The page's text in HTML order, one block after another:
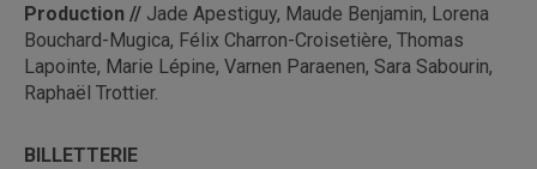
Production // Jade Apestiguy, Maude Benjamin, Lorena
Bouchard-Mugica, Félix Charron-Croisetière, Thomas
Lapointe, Marie Lépine, Varnen Paraenen, Sara Sabourin,
Raphaël Trottier.
BILLETTERIE